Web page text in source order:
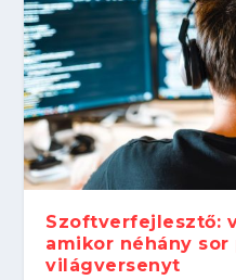
Kitalálod, mire
gépeket?
Nem sikerült az
Tanulj szakmát!
Szoftverfejlesztő:
amikor néhány
világversenyt...
Digitális detox –
telefon nélkül?
Szoftverfejlesztő:
amikor néhány
világversenyt